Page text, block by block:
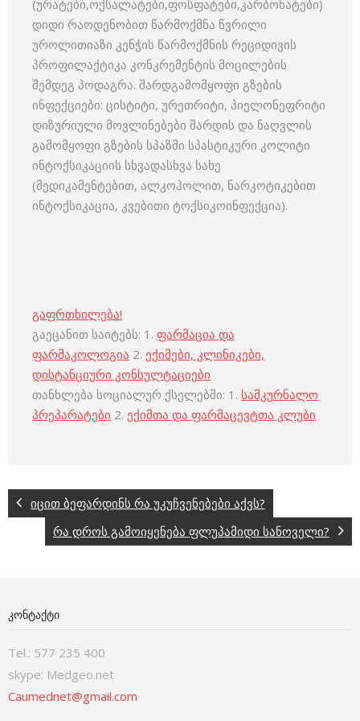
(ურატები,ოქსალატები,ფოსფატები,კარბონატები)
დიდი რაოდენობით წარმოქმნა წვრილი
უროლითიაზი კენჭის წარმოქმნის რეციდივის
პროფილაქტიკა კონკრემენტის მოცილების
შემდეგ პოდაგრა. შარდგამომყოფი გზების
ინფექციები: ცისტიტი, ურეთრიტი, პიელონეფრიტი
დიზურიული მოვლინებები შარდის და ნაღვლის
გამომყოფი გზების სპაზმი სპასტიკური კოლიტი
ინტოქსიკაციის სხვადასხვა სახე
(მედიკამენტებით, ალკოჰოლით, ნარკოტიკებით
ინტოქსიკაცია, კვებითი ტოქსიკოინფექცია).
გაფრთხილება!
გაეცანით საიტებს: 1. ფარმაცია და
ფარმაკოლოგია 2. ექიმები, კლინიკები,
დისტანციური კონსულტაციები
თანხლება სოციალურ ქსელებში: 1. სამკურნალო
პრეპარატები 2. ექიმთა და ფარმაცევტთა კლუბი
იცით ბეფარდინს რა უკუჩვენებები აქვს?
რა დროს გამოიყენება ფლუპამიდი სანოველი?
ᲙᲝᲜᲢᲐᲥᲢᲘ
Tel.: 577 235 400
skype: Medgeo.net
Caumednet@gmail.com